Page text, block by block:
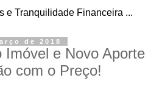
e Tranquilidade Financeira ...
de 2018
Imóvel e Novo Aporte
com o Preço!